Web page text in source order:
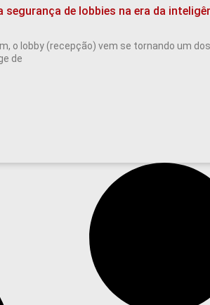
de lobbies na era da
o lobby (recepção) vem se tornando um
de